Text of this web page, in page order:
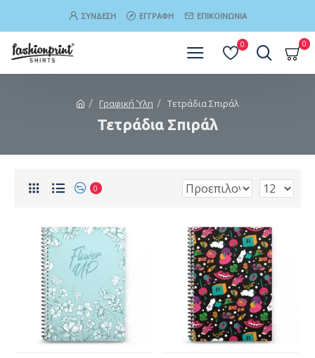
ΣΎΝΔΕΣΗ ΕΓΓΡΑΦΉ ΕΠΙΚΟΙΝΩΝΊΑ
0 0
Γραφική Ύλη Τετράδια Σπιράλ
Τετράδια Σπιράλ
0